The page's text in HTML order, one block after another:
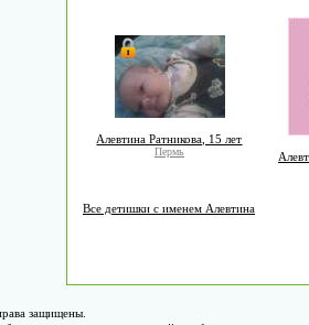
Алевтина Ратникова, 15 лет
Пермь
Все детишки с именем Алевтина
защищены.